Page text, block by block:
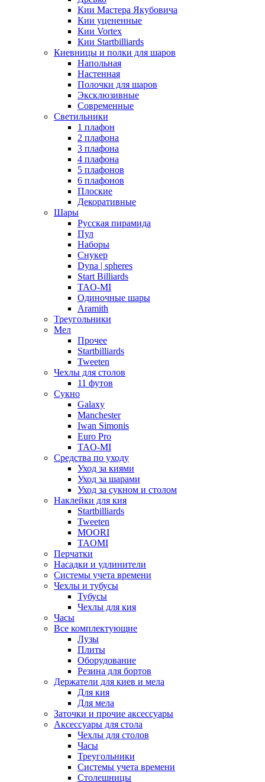
Кии Мастера Якубовича
Кии уцененные
Кии Vortex
Кии Startbilliards
Киевницы и полки для шаров
Напольная
Настенная
Полочки для шаров
Эксклюзивные
Современные
Светильники
1 плафон
2 плафона
3 плафона
4 плафона
5 плафонов
6 плафонов
Плоские
Декоративные
Шары
Русская пирамида
Пул
Наборы
Снукер
Dyna | spheres
Start Billiards
TAO-MI
Одиночные шары
Aramith
Треугольники
Мел
Прочее
Startbilliards
Tweeten
Чехлы для столов
11 футов
Сукно
Galaxy
Manchester
Iwan Simonis
Euro Pro
TAO-MI
Средства по уходу
Уход за киями
Уход за шарами
Уход за сукном и столом
Наклейки для кия
Startbilliards
Tweeten
MOORI
TAOMI
Перчатки
Насадки и удлинители
Системы учета времени
Чехлы и тубусы
Тубусы
Чехлы для кия
Часы
Все комплектующие
Лузы
Плиты
Оборудование
Резина для бортов
Держатели для киев и мела
Для кия
Для мела
Заточки и прочие аксессуары
Аксессуары для стола
Чехлы для столов
Часы
Треугольники
Системы учета времени
Столешницы